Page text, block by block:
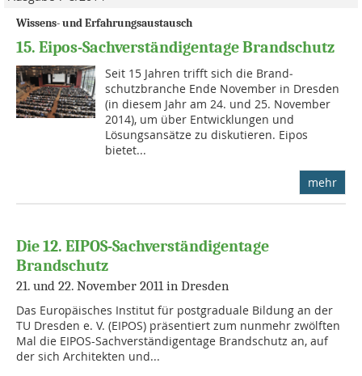
Wissens- und Erfahrungsaustausch
15. Eipos-Sachverständigentage Brandschutz
Seit 15 Jahren trifft sich die Brand­
schutzbranche Ende No­vem­ber in Dresden
(in diesem Jahr am 24. und 25. November
2014), um über Entwicklungen und
Lösungsansätze zu diskutieren. Eipos
bietet...
mehr
Die 12. EIPOS-Sachverständigentage
Brandschutz
21. und 22. November 2011 in Dresden
Das Europäisches Institut für postgraduale Bildung an der
TU Dresden e. V. (EIPOS) präsentiert zum nunmehr zwölften
Mal die EIPOS-Sachverständigentage Brandschutz an, auf
der sich Architekten und...